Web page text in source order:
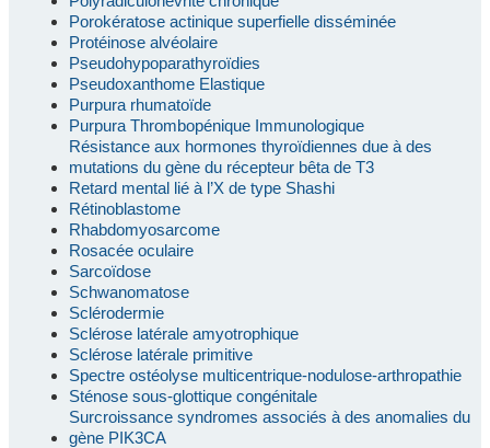
Porokératose actinique superfielle disséminée
Protéinose alvéolaire
Pseudohypoparathyroïdies
Pseudoxanthome Elastique
Purpura rhumatoïde
Purpura Thrombopénique Immunologique
Résistance aux hormones thyroïdiennes due à des
mutations du gène du récepteur bêta de T3
Retard mental lié à l’X de type Shashi
Rétinoblastome
Rhabdomyosarcome
Rosacée oculaire
Sarcoïdose
Schwanomatose
Sclérodermie
Sclérose latérale amyotrophique
Sclérose latérale primitive
Spectre ostéolyse multicentrique-nodulose-arthropathie
Sténose sous-glottique congénitale
Surcroissance syndromes associés à des anomalies du
gène PIK3CA